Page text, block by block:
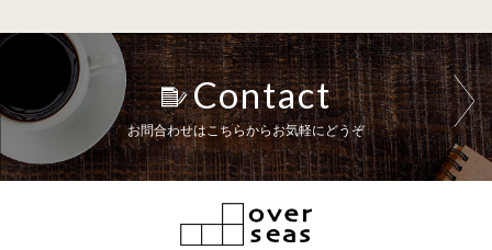
Contact
お問合わせはこちらからお気軽にどうぞ